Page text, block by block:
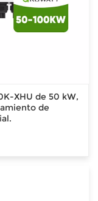
XHU de 50 kW,
de